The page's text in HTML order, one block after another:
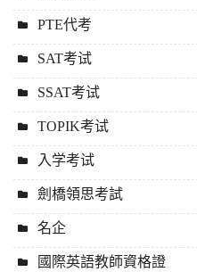
PTE代考
SAT考试
SSAT考试
TOPIK考试
入学考试
劍橋領思考試
名企
國際英語教師資格證